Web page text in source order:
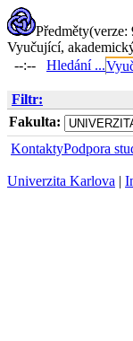
Předměty(verze:
Vyučující,
--:--
Hledání ...
Filtr:
Fakulta:
KontaktyPodpora
Univerzita Karlova |